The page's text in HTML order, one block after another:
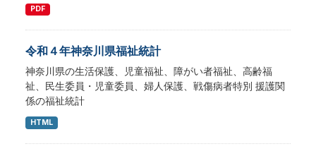
PDF
令和４年神奈川県福祉統計
神奈川県の生活保護、児童福祉、障がい者福祉、高齢福
祉、民生委員・児童委員、婦人保護、戦傷病者特別 援護関
係の福祉統計
HTML